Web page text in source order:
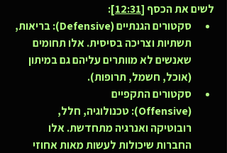
לשים את הכסף [12:31
]:
סקטורים הגנתיים (Defensive):
בריאות,
תשתיות וצריכה בסיסית. אלו תחומים
שאנשים לא מוותרים עליהם גם במיתון
(אוכל, חשמל, תרופות).
סקטורים התקפיים
(Offensive):
טכנולוגיה, חלל,
רובוטיקה ואנרגיה מתחדשת. אלו
החברות שיכולות לעשות מאות אחוזי